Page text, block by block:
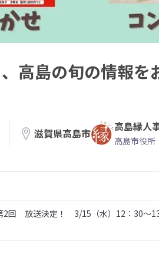
高島の旬の情報
滋賀県高島市 高島縁人
高島市役
2回 放送決定！ 3/15（水）12：30～13